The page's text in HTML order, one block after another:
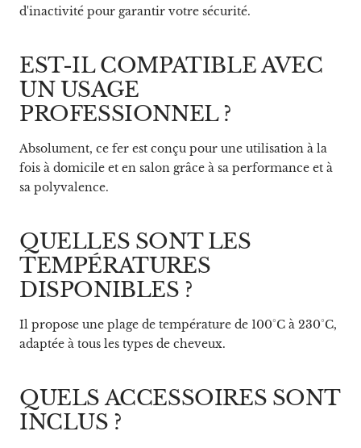
d'inactivité pour garantir votre sécurité.
EST-IL COMPATIBLE AVEC
UN USAGE
PROFESSIONNEL ?
Absolument, ce fer est conçu pour une utilisation à la
fois à domicile et en salon grâce à sa performance et à
sa polyvalence.
QUELLES SONT LES
TEMPÉRATURES
DISPONIBLES ?
Il propose une plage de température de 100°C à 230°C,
adaptée à tous les types de cheveux.
QUELS ACCESSOIRES SONT
INCLUS ?